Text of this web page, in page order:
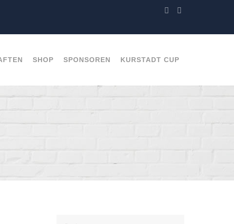
SHOP SPONSOREN KURSTADT CUP